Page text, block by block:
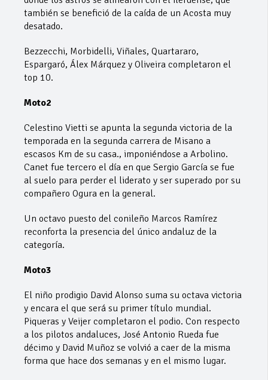
también se benefició de la caída de un Acosta muy
desatado.
Bezzecchi, Morbidelli, Viñales, Quartararo,
Espargaró, Álex Márquez y Oliveira completaron el
top 10.
Moto2
Celestino Vietti se apunta la segunda victoria de la
temporada en la segunda carrera de Misano a
escasos Km de su casa., imponiéndose a Arbolino.
Canet fue tercero el día en que Sergio García se fue
al suelo para perder el liderato y ser superado por su
compañero Ogura en la general.
Un octavo puesto del conileño Marcos Ramírez
reconforta la presencia del único andaluz de la
categoría.
Moto3
El niño prodigio David Alonso suma su octava victoria
y encara el que será su primer título mundial.
Piqueras y Veijer completaron el podio. Con respecto
a los pilotos andaluces, José Antonio Rueda fue
décimo y David Muñoz se volvió a caer de la misma
forma que hace dos semanas y en el mismo lugar.